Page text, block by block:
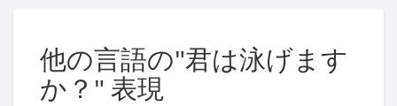
他の言語の"君は泳げます
か？" 表現